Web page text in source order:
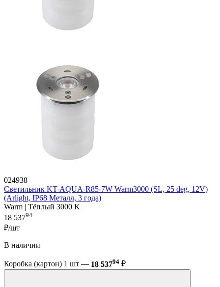
024938
Светильник KT-AQUA-R85-7W Warm3000 (SL, 25 deg, 12V)
(Arlight, IP68 Металл, 3 года)
Warm | Тёплый 3000 K
18 53794
₽/шт
В наличии
Коробка (картон) 1 шт — 18 53794 ₽